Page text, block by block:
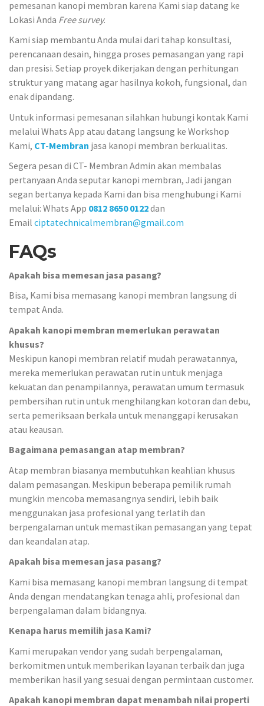
pemesanan kanopi membran karena Kami siap datang ke
Lokasi Anda Free survey.
Kami siap membantu Anda mulai dari tahap konsultasi,
perencanaan desain, hingga proses pemasangan yang rapi
dan presisi. Setiap proyek dikerjakan dengan perhitungan
struktur yang matang agar hasilnya kokoh, fungsional, dan
enak dipandang.
Untuk informasi pemesanan silahkan hubungi kontak Kami
melalui Whats App atau datang langsung ke Workshop
Kami, CT-Membran jasa kanopi membran berkualitas.
Segera pesan di CT- Membran Admin akan membalas
pertanyaan Anda seputar kanopi membran, Jadi jangan
segan bertanya kepada Kami dan bisa menghubungi Kami
melalui: Whats App 0812 8650 0122dan
Email ciptatechnicalmembran@gmail.com
FAQs
Apakah bisa memesan jasa pasang?
Bisa, Kami bisa memasang kanopi membran langsung di
tempat Anda.
Apakah kanopi membran memerlukan perawatan
khusus?
Meskipun kanopi membran relatif mudah perawatannya,
mereka memerlukan perawatan rutin untuk menjaga
kekuatan dan penampilannya, perawatan umum termasuk
pembersihan rutin untuk menghilangkan kotoran dan debu,
serta pemeriksaan berkala untuk menanggapi kerusakan
atau keausan.
Bagaimana pemasangan atap membran?
Atap membran biasanya membutuhkan keahlian khusus
dalam pemasangan. Meskipun beberapa pemilik rumah
mungkin mencoba memasangnya sendiri, lebih baik
menggunakan jasa profesional yang terlatih dan
berpengalaman untuk memastikan pemasangan yang tepat
dan keandalan atap.
Apakah bisa memesan jasa pasang?
Kami bisa memasang kanopi membran langsung di tempat
Anda dengan mendatangkan tenaga ahli, profesional dan
berpengalaman dalam bidangnya.
Kenapa harus memilih jasa Kami?
Kami merupakan vendor yang sudah berpengalaman,
berkomitmen untuk memberikan layanan terbaik dan juga
memberikan hasil yang sesuai dengan permintaan customer.
Apakah kanopi membran dapat menambah nilai properti